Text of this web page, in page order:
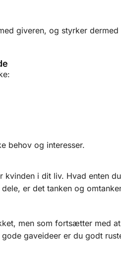
giveren, og styrker dermed
behov og interesser.
i dit liv. Hvad enten
er det tanken og
men som fortsætter med at
gaveideer er du godt